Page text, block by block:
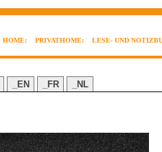
HOME: PRIVATHOME: LESE- UND
_EN _FR _NL